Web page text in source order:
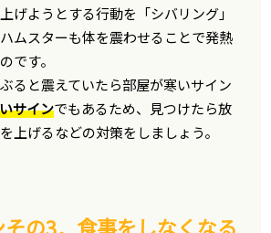
げようとする行動を「シバリング」
ムスターも体を震わせることで発熱
です。
ると震えていたら部屋が寒いサイン
サインでもあるため、見つけたら放
上げるなどの対策をしましょう。
の3．食事をしなくなる